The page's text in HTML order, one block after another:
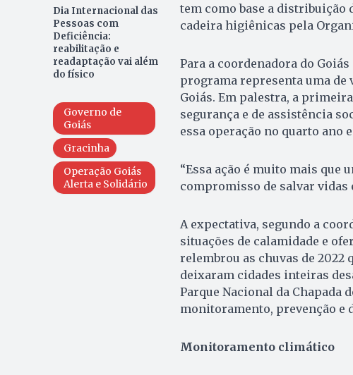
Dia Internacional das
Pessoas com
Deficiência:
reabilitação e
readaptação vai além
do físico
Governo de
Goiás
Gracinha
Operação Goiás
Alerta e Solidário
tem como base a distribuição
cadeira higiênicas pela
Para a coordenadora do
programa representa uma de
Goiás. Em palestra, a
segurança e de assistência
essa operação no quarto ano
“Essa ação é muito mais que
compromisso de salvar vidas
A expectativa, segundo a
situações de calamidade e
relembrou as chuvas de 2022
deixaram cidades inteiras
Parque Nacional da Chapada
monitoramento, prevenção e
Monitoramento climático